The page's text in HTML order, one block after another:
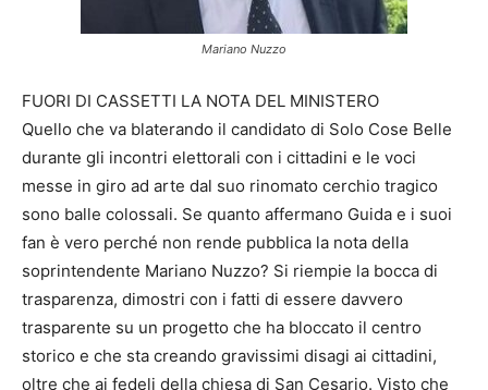
Mariano Nuzzo
FUORI DI CASSETTI LA NOTA DEL MINISTERO
Quello che va blaterando il candidato di Solo Cose Belle
durante gli incontri elettorali con i cittadini e le voci
messe in giro ad arte dal suo rinomato cerchio tragico
sono balle colossali. Se quanto affermano Guida e i suoi
fan è vero perché non rende pubblica la nota della
soprintendente Mariano Nuzzo? Si riempie la bocca di
trasparenza, dimostri con i fatti di essere davvero
trasparente su un progetto che ha bloccato il centro
storico e che sta creando gravissimi disagi ai cittadini,
oltre che ai fedeli della chiesa di San Cesario. Visto che